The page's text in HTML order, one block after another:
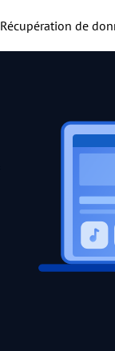
Récupération de